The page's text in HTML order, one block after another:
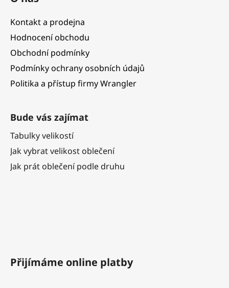
Kontakt a prodejna
Hodnocení obchodu
Obchodní podmínky
Podmínky ochrany osobních údajů
Politika a přístup firmy Wrangler
Bude vás zajímat
Tabulky velikostí
Jak vybrat velikost oblečení
Jak prát oblečení podle druhu
Přijímáme online platby